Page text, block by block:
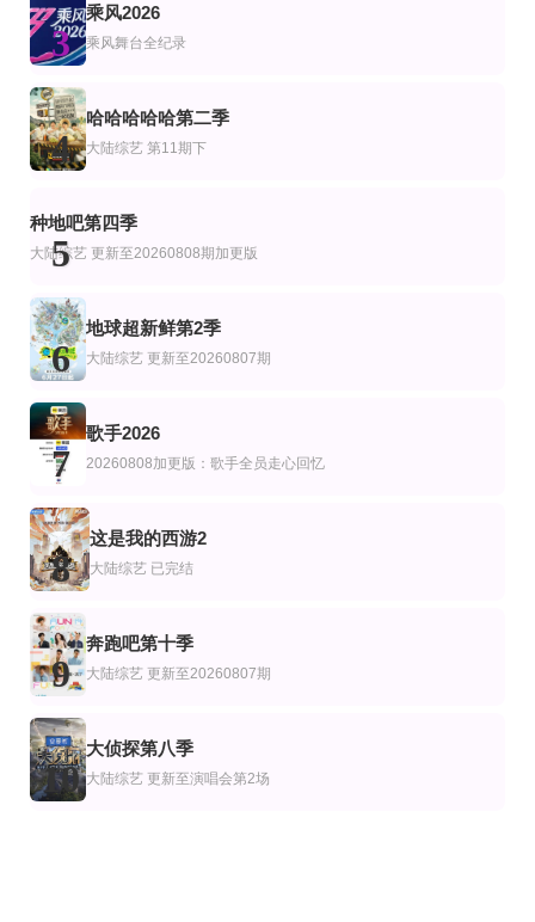
真相吧！花花万物第一季
蔡康永,谢娜,徐熙娣,林志玲
粤旅玩家
爱了！中国式现代化
第10期完结
最后通牒：不结就分第四季
更新至07集
街头餐厅斗士
李连福,金浩允,金民成,郑镐泳,宋勋,洪锡天
第8集完结
嘻哈星节奏：意大利篇第三季
法布里·费布拉,乔利尔,罗斯恶棍,盖埃
更新至第08集
江大成,阿乐
连载中 连载到23期
孙协志
第20260808期
3
乘风2026
乘风舞台全纪录
4
哈哈哈哈哈第二季
大陆综艺 第11期下
5
种地吧第四季
大陆综艺 更新至20260808期加更版
6
地球超新鲜第2季
大陆综艺 更新至20260807期
7
歌手2026
20260808加更版：歌手全员走心回忆
8
这是我的西游2
大陆综艺 已完结
9
奔跑吧第十季
大陆综艺 更新至20260807期
10
大侦探第八季
大陆综艺 更新至演唱会第2场